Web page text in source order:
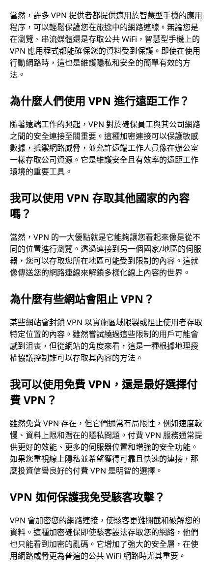
當然，許多 VPN 提供者都提供適用於智慧型手機的應用
程序，可以輕鬆保護您在旅途中的網路連線。無論您是
在瀏覽、串流媒體還是存取公共 WiFi，智慧型手機上的
VPN 應用程式都能確保您的資料受到保護。即使在使用
行動網路時，這也是維護隱私和安全的簡單有效的方
法。
為什麼人們使用 VPN 進行遠距工作？
隨著遠端工作的興起，VPN 對於確保員工與其公司網路
之間的安全連接至關重要。這種加密連接可以保護敏感
數據，抵禦網路威脅，並允許遠端工作人員像在辦公室
一樣存取公司資源。它是維護安全且有效率的遠距工作
環境的重要工具。
我可以使用 VPN 存取其他國家的內容
嗎？
當然，VPN 的一大優點就是它能夠讓您看起來像是從不
同的位置進行瀏覽。透過連接到另一個國家/地區的伺服
器，您可以存取您所在地區可能受到限制的內容。這就
像傳送您的網路連線來解鎖多樣化線上內容的世界。
為什麼有些網站會阻止 VPN？
某些網站會封鎖 VPN 以實施區域限製或阻止使用者存取
特定位置的內容。雖然嘗試繞過這些限制的用戶可能會
感到沮喪，但從網站的角度來看，這是一種根據地理授
權協議控制誰可以存取其內容的方法。
我可以使用免費 VPN，還是最好選擇付
費 VPN？
雖然免費 VPN 存在，但它們通常有局限性，例如速度較
慢、資料上限和潛在的隱私問題。付費 VPN 服務通常提
供更好的效能、更多的伺服器位置和增強的安全功能。
如果您重視線上隱私並希望獲得可靠且快速的連接，那
麼投資信譽良好的付費 VPN 是明智的選擇。
VPN 如何保護我免受駭客攻擊？
VPN 會加密您的網路連接，使駭客更難攔截和破解您的
資料。這種加密確保即使駭客設法存取您的網絡，他們
也只能看到加密的亂碼。它增加了強大的安全層，在使
用網路威脅更為普遍的公共 WiFi 網路時尤其重要。